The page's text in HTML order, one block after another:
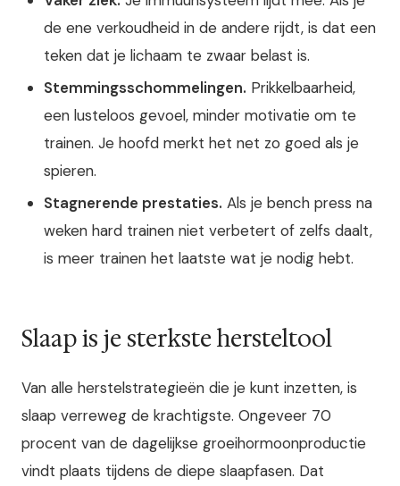
de ene verkoudheid in de andere rijdt, is dat een
teken dat je lichaam te zwaar belast is.
Stemmingsschommelingen. Prikkelbaarheid,
een lusteloos gevoel, minder motivatie om te
trainen. Je hoofd merkt het net zo goed als je
spieren.
Stagnerende prestaties. Als je bench press na
weken hard trainen niet verbetert of zelfs daalt,
is meer trainen het laatste wat je nodig hebt.
Slaap is je sterkste hersteltool
Van alle herstelstrategieën die je kunt inzetten, is
slaap verreweg de krachtigste. Ongeveer 70
procent van de dagelijkse groeihormoonproductie
vindt plaats tijdens de diepe slaapfasen. Dat